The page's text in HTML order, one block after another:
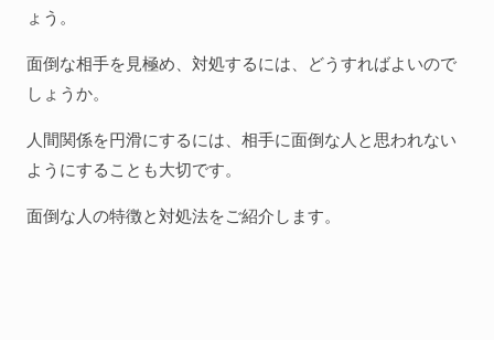
ょう。
面倒な相手を見極め、対処するには、どうすればよいので
しょうか。
人間関係を円滑にするには、相手に面倒な人と思われない
ようにすることも大切です。
面倒な人の特徴と対処法をご紹介します。